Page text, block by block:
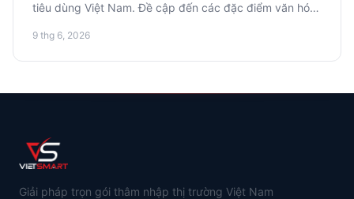
tiêu dùng Việt Nam. Đề cập đến các đặc điểm văn hóa,
lập kế hoạch chiến lược cho các thương hiệu FMCG.
9 thg 6, 2026
Giải pháp trọn gói thâm nhập thị trường Việt Nam